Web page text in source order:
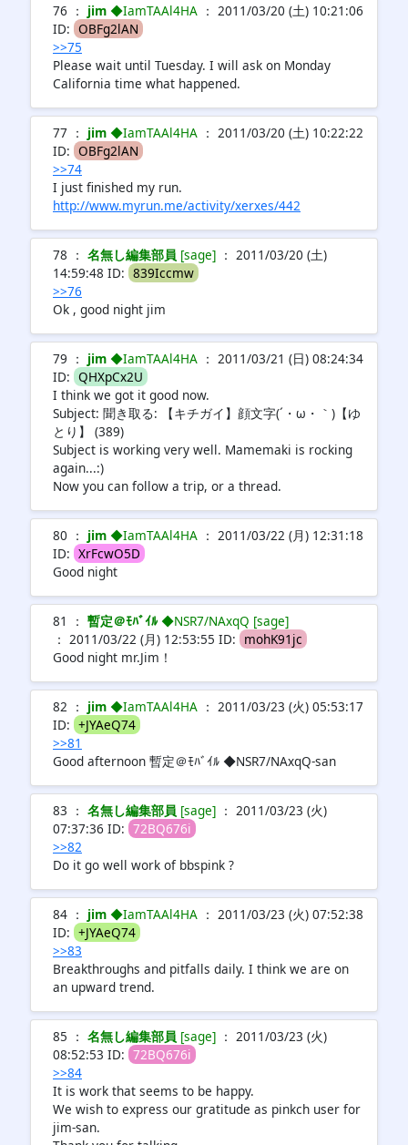
76 ： jim ◆IamTAAl4HA ： 2011/03/20 (土) 10:21:06
ID: OBFg2lAN
>>75
Please wait until Tuesday. I will ask on Monday
California time what happened.
77 ： jim ◆IamTAAl4HA ： 2011/03/20 (土) 10:22:22
ID: OBFg2lAN
>>74
I just finished my run.
http://www.myrun.me/activity/xerxes/442
78 ： 名無し編集部員 [sage] ： 2011/03/20 (土)
14:59:48 ID: 839Iccmw
>>76
Ok , good night jim
79 ： jim ◆IamTAAl4HA ： 2011/03/21 (日) 08:24:34
ID: QHXpCx2U
I think we got it good now.
Subject: 聞き取る: 【キチガイ】顔文字(´・ω・｀)【ゆ
とり】 (389)
Subject is working very well. Mamemaki is rocking
again...:)
Now you can follow a trip, or a thread.
80 ： jim ◆IamTAAl4HA ： 2011/03/22 (月) 12:31:18
ID: XrFcwO5D
Good night
81 ： 暫定＠ﾓﾊﾞｲﾙ◆NSR7/NAxqQ [sage]
： 2011/03/22 (月) 12:53:55 ID: mohK91jc
Good night mr.Jim！
82 ： jim ◆IamTAAl4HA ： 2011/03/23 (火) 05:53:17
ID: +JYAeQ74
>>81
Good afternoon 暫定＠ﾓﾊﾞｲﾙ ◆NSR7/NAxqQ-san
83 ： 名無し編集部員 [sage] ： 2011/03/23 (火)
07:37:36 ID: 72BQ676i
>>82
Do it go well work of bbspink ?
84 ： jim ◆IamTAAl4HA ： 2011/03/23 (火) 07:52:38
ID: +JYAeQ74
>>83
Breakthroughs and pitfalls daily. I think we are on
an upward trend.
85 ： 名無し編集部員 [sage] ： 2011/03/23 (火)
08:52:53 ID: 72BQ676i
>>84
It is work that seems to be happy.
We wish to express our gratitude as pinkch user for
jim-san.